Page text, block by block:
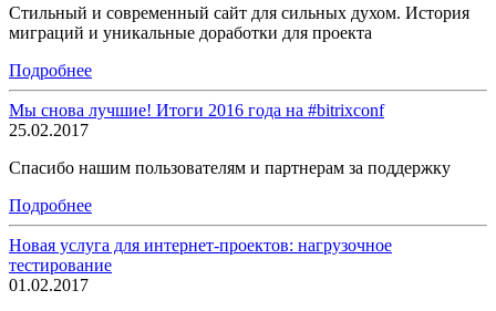
Стильный и современный сайт для сильных духом. История
миграций и уникальные доработки для проекта
Подробнее
Мы снова лучшие! Итоги 2016 года на #bitrixconf
25.02.2017
Спасибо нашим пользователям и партнерам за поддержку
Подробнее
Новая услуга для интернет-проектов: нагрузочное
тестирование
01.02.2017